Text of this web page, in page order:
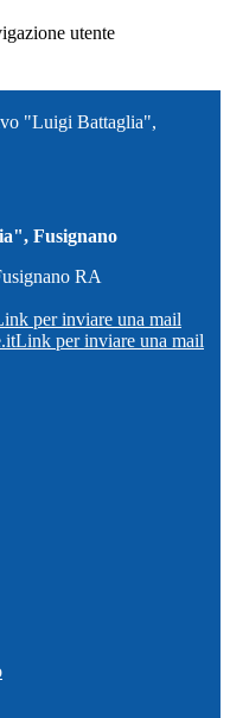
utente
"Luigi Battaglia",
Fusignano
RA
per inviare una mail
Link per inviare una mail